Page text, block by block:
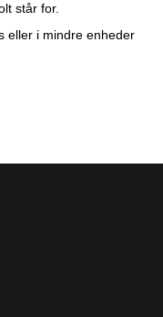
står for.
eller i mindre enheder